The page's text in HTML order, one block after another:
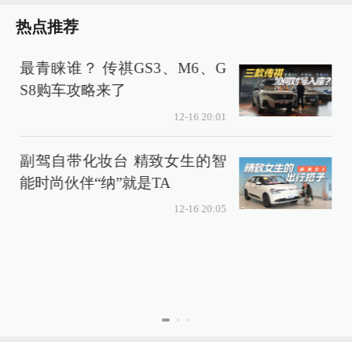
热点推荐
最青睐谁？ 传祺GS3、M6、G
S8购车攻略来了
12-16 20:01
副驾自带化妆台 精致女生的智
能时尚伙伴“纳”就是TA
12-16 20:05